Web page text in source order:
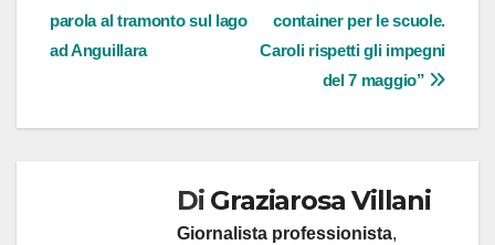
container per le scuole.
Caroli rispetti gli impegni
del 7 maggio”
parola al tramonto sul lago
ad Anguillara
Di Graziarosa Villani
Giornalista professionista,